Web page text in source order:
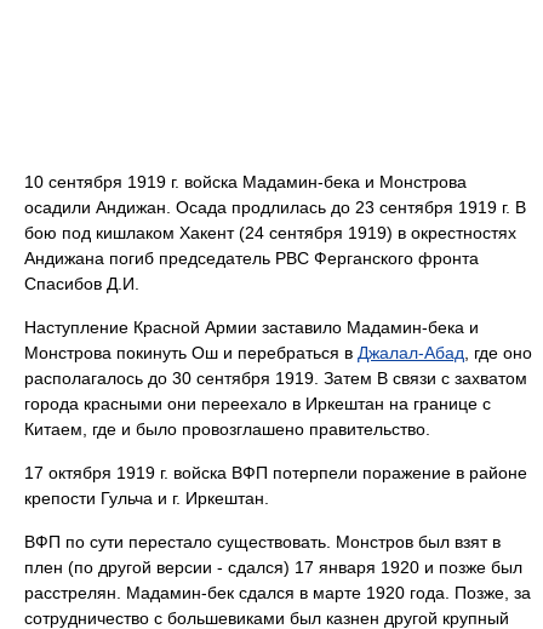
10 сентября 1919 г. войска Мадамин-бека и Монстрова
осадили Андижан. Осада продлилась до 23 сентября 1919 г. В
бою под кишлаком Хакент (24 сентября 1919) в окрестностях
Андижана погиб председатель РВС Ферганского фронта
Спасибов Д.И.
Наступление Красной Армии заставило Мадамин-бека и
Монстрова покинуть Ош и перебраться в Джалал-Абад , где оно
располагалось до 30 сентября 1919. Затем В связи с захватом
города красными они переехало в Иркештан на границе с
Китаем, где и было провозглашено правительство.
17 октября 1919 г. войска ВФП потерпели поражение в районе
крепости Гульча и г. Иркештан.
ВФП по сути перестало существовать. Монстров был взят в
плен (по другой версии - сдался) 17 января 1920 и позже был
расстрелян. Мадамин-бек сдался в марте 1920 года. Позже, за
сотрудничество с большевиками был казнен другой крупный